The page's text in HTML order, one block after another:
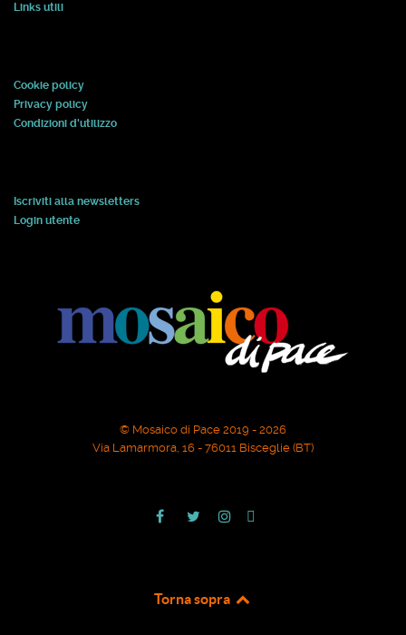
Links utili
Cookie policy
Privacy policy
Condizioni d'utilizzo
Iscriviti alla newsletters
Login utente
© Mosaico di Pace 2019 - 2026
Via Lamarmora, 16 - 76011 Bisceglie (BT)
Torna sopra